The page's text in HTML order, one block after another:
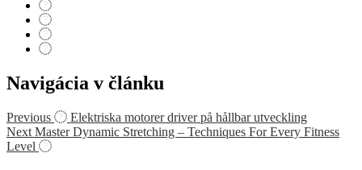
Navigácia v článku
Previous
Elektriska motorer driver på hållbar utveckling
Next Master Dynamic Stretching – Techniques For Every Fitness
Level